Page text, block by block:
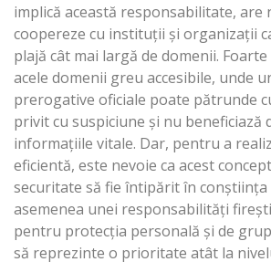
implică această responsabilitate, are
coopereze cu instituții și organizaţii
plajă cât mai largă de domenii.
acele domenii greu accesibile, unde
prerogative oficiale poate pătrunde
privit cu suspiciune și nu beneficiază
informațiile vitale. Dar, pentru a
eficientă, este nevoie ca acest
securitate să fie întipărit în
asemenea unei responsabilități
pentru protecția personală și de
să reprezinte o prioritate atât la